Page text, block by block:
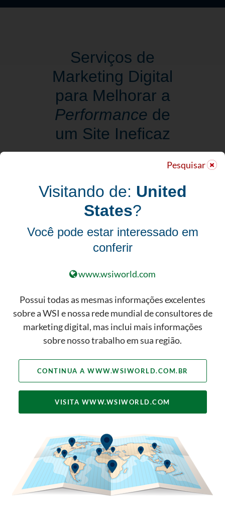
Serviços de
Marketing Digital
para Melhorar a
Performance de
um Site Ineficaz
COMPLETO DE SOLUÇÕES DE
Mais importante do que a beleza,
seu site atua como uma ferramenta
para reforçar a sua marca, interagir
determinar quais táticas digitais
produtividade dos seus negócios.
Design e Desenvolvimento de
Site
Pesquisar
Visitando de: United
States?
Você pode estar interessado em
conferir
www.wsiworld.com
Possui todas as mesmas informações excelentes
sobre a WSI e nossa rede mundial de consultores de
marketing digital, mas inclui mais informações
sobre nosso trabalho em sua região.
CONTINUA A WWW.WSIWORLD.COM.BR
VISITA WWW.WSIWORLD.COM